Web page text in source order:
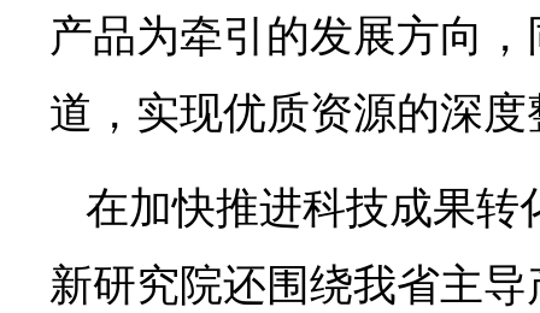
产品为牵引的发展方向
道，实现优质资源的深度
在加快推进科技成果转
新研究院还围绕我省主